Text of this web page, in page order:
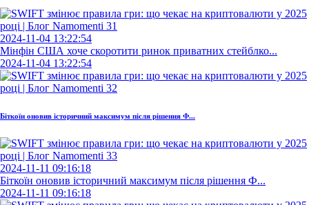
2024-11-04 13:22:54
Мінфін США хоче скоротити ринок приватних стейблко...
2024-11-04 13:22:54
Біткоїн оновив історичний максимум після рішення Ф...
2024-11-11 09:16:18
Біткоїн оновив історичний максимум після рішення Ф...
2024-11-11 09:16:18